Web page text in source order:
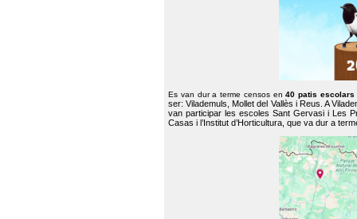
Es van dur a terme censos en40 patis escolars
ser: Vilademuls, Mollet del Vallès i Reus. A
van participar les escoles Sant Gervasi i Les
Casas i l’Institut d’Horticultura, que va dur a